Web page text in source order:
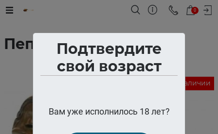
Подтвердите
свой возраст
Вам уже исполнилось 18 лет?
0
Пепельница керамика
Нет в наличии